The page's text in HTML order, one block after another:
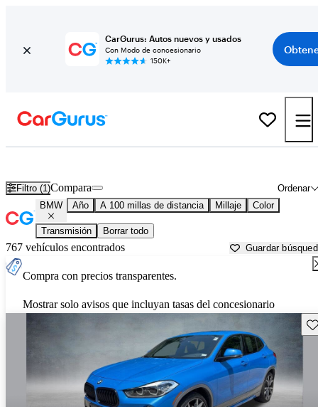
CarGurus: Autos nuevos y usados
Con Modo de concesionario
150K+
Filtro (1) Ordenar
Compara
BMW Año A 100 millas de distancia Millaje Color
Transmisión Borrar todo
767 vehículos encontrados Guardar
Compra con precios transparentes.
Mostrar solo avisos que incluyan tasas del concesionario